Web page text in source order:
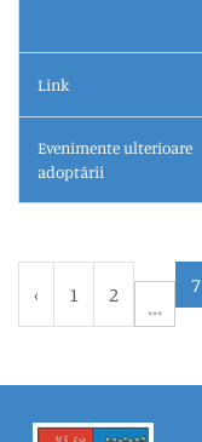
Link
Evenimente ulterioare
adoptării
‹ 1 2 7